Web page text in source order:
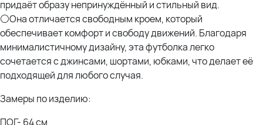
придаёт образу непринуждённый и стильный вид.
⚪Она отличается свободным кроем, который
обеспечивает комфорт и свободу движений. Благодаря
минималистичному дизайну, эта футболка легко
сочетается с джинсами, шортами, юбками, что делает её
подходящей для любого случая.
Замеры по изделию:
ПОГ- 64 см